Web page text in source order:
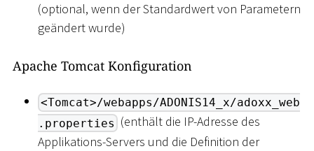
(optional, wenn der Standardwert von Parametern
geändert wurde)
Apache Tomcat Konfiguration
<Tomcat>/webapps/ADONIS14_x/adoxx_web
.properties (enthält die IP-Adresse des
Applikations-Servers und die Definition der